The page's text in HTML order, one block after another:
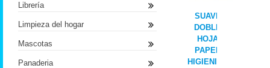
SUAVE
DOBLE
HOJA
PAPEL
HIGIENICO
Librería
Limpieza del hogar
Mascotas
Panaderia